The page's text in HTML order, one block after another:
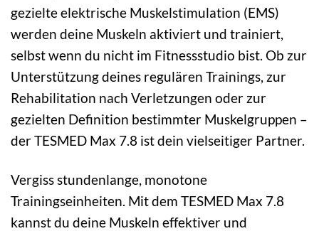
gezielte elektrische Muskelstimulation (EMS)
werden deine Muskeln aktiviert und trainiert,
selbst wenn du nicht im Fitnessstudio bist. Ob zur
Unterstützung deines regulären Trainings, zur
Rehabilitation nach Verletzungen oder zur
gezielten Definition bestimmter Muskelgruppen –
der TESMED Max 7.8 ist dein vielseitiger Partner.
Vergiss stundenlange, monotone
Trainingseinheiten. Mit dem TESMED Max 7.8
kannst du deine Muskeln effektiver und